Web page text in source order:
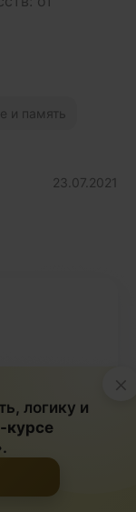
и память
23.07.2021
×
логику и
курсе
.